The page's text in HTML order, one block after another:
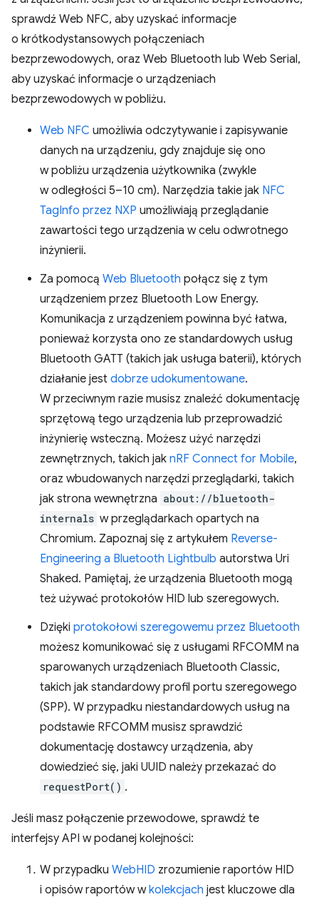
sprawdź Web NFC, aby uzyskać informacje
o krótkodystansowych połączeniach
bezprzewodowych, oraz Web Bluetooth lub Web Serial,
aby uzyskać informacje o urządzeniach
bezprzewodowych w pobliżu.
Web NFC umożliwia odczytywanie i zapisywanie
danych na urządzeniu, gdy znajduje się ono
w pobliżu urządzenia użytkownika (zwykle
w odległości 5–10 cm). Narzędzia takie jak NFC
TagInfo przez NXP umożliwiają przeglądanie
zawartości tego urządzenia w celu odwrotnego
inżynierii.
Za pomocą Web Bluetooth połącz się z tym
urządzeniem przez Bluetooth Low Energy.
Komunikacja z urządzeniem powinna być łatwa,
ponieważ korzysta ono ze standardowych usług
Bluetooth GATT (takich jak usługa baterii), których
działanie jest dobrze udokumentowane.
W przeciwnym razie musisz znaleźć dokumentację
sprzętową tego urządzenia lub przeprowadzić
inżynierię wsteczną. Możesz użyć narzędzi
zewnętrznych, takich jak nRF Connect for Mobile,
oraz wbudowanych narzędzi przeglądarki, takich
jak strona wewnętrzna about://bluetooth-
internals w przeglądarkach opartych na
Chromium. Zapoznaj się z artykułem Reverse-
Engineering a Bluetooth Lightbulb autorstwa Uri
Shaked. Pamiętaj, że urządzenia Bluetooth mogą
też używać protokołów HID lub szeregowych.
Dzięki protokołowi szeregowemu przez Bluetooth
możesz komunikować się z usługami RFCOMM na
sparowanych urządzeniach Bluetooth Classic,
takich jak standardowy profil portu szeregowego
(SPP). W przypadku niestandardowych usług na
podstawie RFCOMM musisz sprawdzić
dokumentację dostawcy urządzenia, aby
dowiedzieć się, jaki UUID należy przekazać do
requestPort() .
Jeśli masz połączenie przewodowe, sprawdź te
interfejsy API w podanej kolejności:
W przypadku WebHID zrozumienie raportów HID
i opisów raportów wkolekcjach jest kluczowe dla